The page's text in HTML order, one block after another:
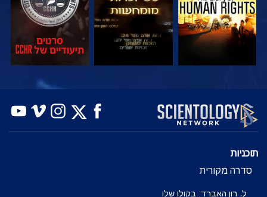
צפה בדוק את הסדרה
תוכניות
סדרה מקורית
ל. רון האברד: בקולו שלו